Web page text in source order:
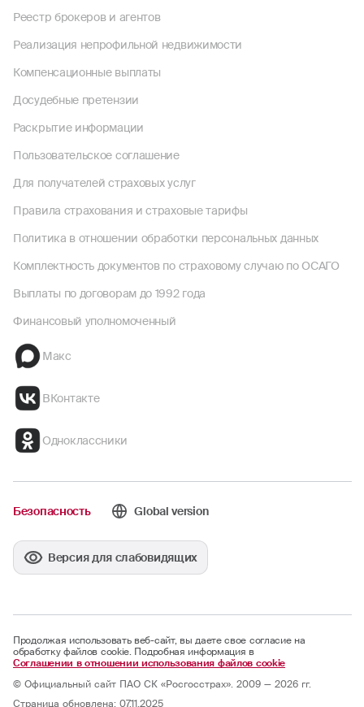
Реестр брокеров и агентов
Реализация непрофильной недвижимости
Компенсационные выплаты
Досудебные претензии
Раскрытие информации
Пользовательское соглашение
Для получателей страховых услуг
Правила страхования и страховые тарифы
Политика в отношении обработки персональных данных
Комплектность документов по страховому случаю по ОСАГО
Выплаты по договорам до 1992 года
Финансовый уполномоченный
Макс
ВКонтакте
Одноклассники
Безопасность Global version
Версия для слабовидящих
Продолжая использовать веб-сайт, вы даете свое согласие на
обработку файлов cookie. Подробная информация в
Соглашении в отношении использования файлов cookie
© Официальный сайт ПАО СК «Росгосстрах». 2009 — 2026 гг.
Страница обновлена: 07.11.2025